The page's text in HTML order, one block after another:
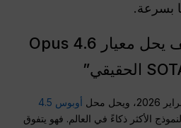
بسرعة.
الجدول الزمني كيف يحل معيار Opus 4.6
أوبوس 4.5
باعتباره النموذج الأكثر ذكاءً في العالم. فهو يتفوق